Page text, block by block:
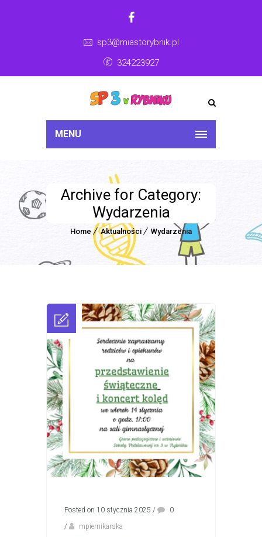
sp3@miastorybnik.pl
324223927
MENU
Archive for Category:
Wydarzenia
Home Aktualności Wydarzenia
Posted on 10 stycznia 2025 /
0
/
mpiernikarska